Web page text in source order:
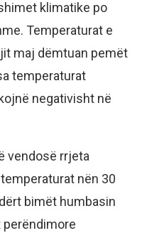
klimatike po
Temperaturat e
maj dëmtuan pemët
temperaturat
negativisht në
vendosë rrjeta
nën 30
bimët humbasin
perëndimore